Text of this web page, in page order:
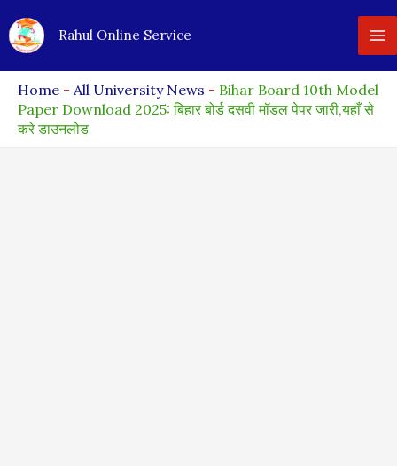
to
Rahul Online Service
Home - All University News - Bihar Board 10th Model
Paper Download 2025: बिहार बोर्ड दसवी मॉडल पेपर जारी,यहाँ से
करे डाउनलोड